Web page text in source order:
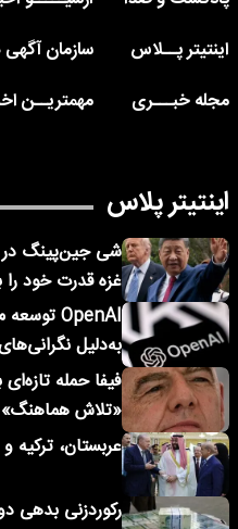
اینتیتر پــلاس
سازمان آگهی
مجله خبـــری
مهمتریــن
اینتیتر پلاس
شی جین‌پینگ در
غزه قدرت خود را
به‌دلیل
فیفا حمله تازه‌ای
«تلاش
عربستان، ترکیه